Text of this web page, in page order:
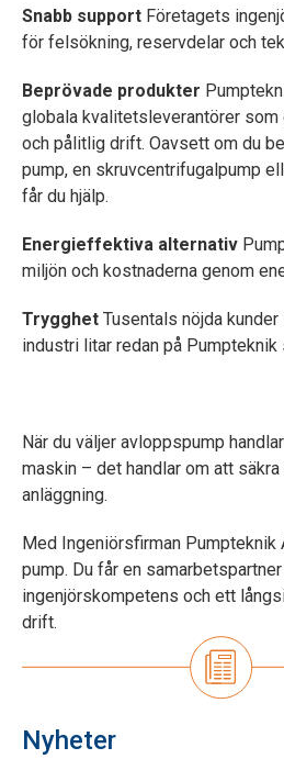
Snabb support Företagets
för felsökning, reservdelar och
Beprövade produkter
globala kvalitetsleverantörer som
och pålitlig drift. Oavsett om du
pump, en skruvcentrifugalpump
får du hjälp.
Energieffektiva alternativ
miljön och kostnaderna genom
Trygghet Tusentals nöjda
industri litar redan på Pumpteknik
När du väljer avloppspump
maskin – det handlar om att
anläggning.
Med Ingeniörsfirman Pumpteknik
pump. Du får en
ingenjörskompetens och ett
drift.
Nyheter